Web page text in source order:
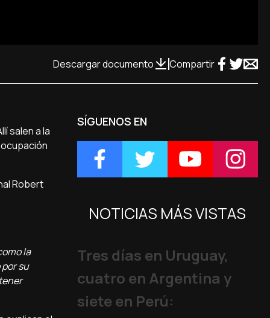
Descargar documento Compartir
salen a la
Robert
la
su
SÍGUENOS EN
NOTICIAS MÁS VISTAS
Tres días en Uruguay,
cuatro en Argentina y
siete en Perú: